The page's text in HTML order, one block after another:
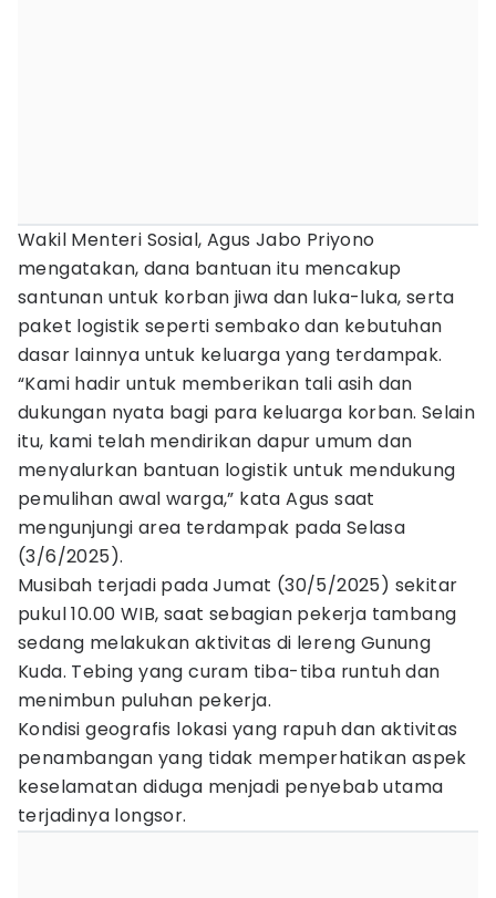
Wakil Menteri Sosial, Agus Jabo Priyono
mengatakan, dana bantuan itu mencakup
santunan untuk korban jiwa dan luka-luka, serta
paket logistik seperti sembako dan kebutuhan
dasar lainnya untuk keluarga yang terdampak.
“Kami hadir untuk memberikan tali asih dan
dukungan nyata bagi para keluarga korban. Selain
itu, kami telah mendirikan dapur umum dan
menyalurkan bantuan logistik untuk mendukung
pemulihan awal warga,” kata Agus saat
mengunjungi area terdampak pada Selasa
(3/6/2025).
Musibah terjadi pada Jumat (30/5/2025) sekitar
pukul 10.00 WIB, saat sebagian pekerja tambang
sedang melakukan aktivitas di lereng Gunung
Kuda. Tebing yang curam tiba-tiba runtuh dan
menimbun puluhan pekerja.
Kondisi geografis lokasi yang rapuh dan aktivitas
penambangan yang tidak memperhatikan aspek
keselamatan diduga menjadi penyebab utama
terjadinya longsor.